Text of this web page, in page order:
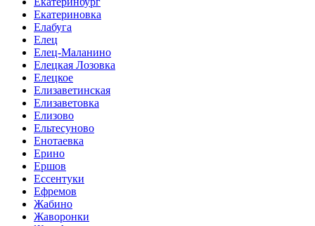
Екатериновка
Елабуга
Елец
Елец-Маланино
Елецкая Лозовка
Елецкое
Елизаветинская
Елизаветовка
Елизово
Ельтесуново
Енотаевка
Ерино
Ершов
Ессентуки
Ефремов
Жабино
Жаворонки